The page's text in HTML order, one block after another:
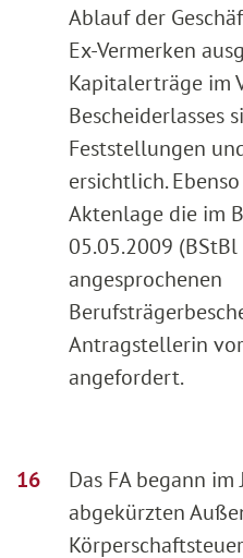
Ablauf der
Ex-Vermerken
Kapitalerträge im
Bescheiderlasses
Feststellungen
ersichtlich.
Aktenlage die im
05.05.2009
angesprochenen
Antragstellerin
angefordert.
Das FA begann
abgekürzten